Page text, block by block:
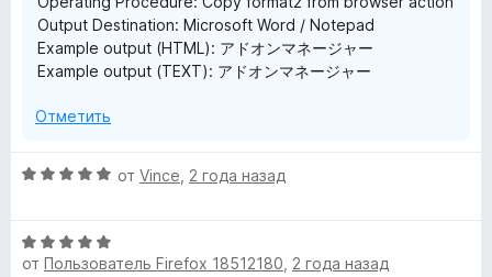
Output Destination: Microsoft Word / Notepad
Example output (HTML): アドオンマネージャー
Example output (TEXT): アドオンマネージャー
Отметить
О
н
е
от Vince 2 года назад
О
ц
от Пользователь Firefox 18512180 2 года назад